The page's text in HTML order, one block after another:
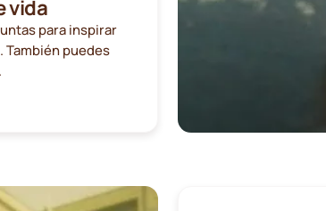
vida
para inspirar
puedes